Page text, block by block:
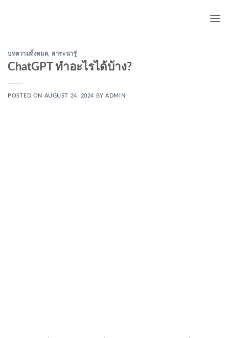
บทความทั้งหมด สาระน่ารู้
ChatGPT ทำอะไรได้บ้าง?
POSTED ON AUGUST 24, 2024 BYADMIN